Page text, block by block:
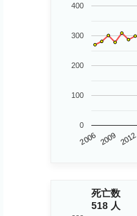
2006 2009 2012
0
100
200
300
400
死亡数
518 人